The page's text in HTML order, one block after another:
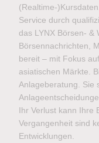
(Realtime-
Service durch
das LYNX Börsen- &
Börsennachrichten,
bereit – mit Fokus
asiatischen Märkte.
Anlageberatung. Sie
Ihr Verlust kann Ihre
Vergangenheit sind
Entwicklungen.